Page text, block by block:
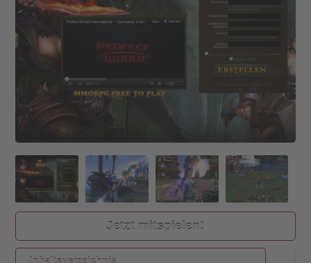
Jetzt mitspielen!
Inhaltsverzeichnis